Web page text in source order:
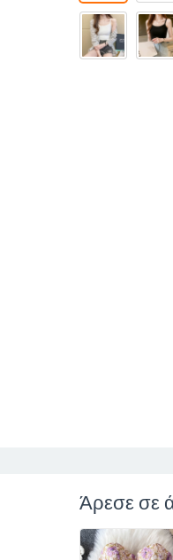
Άρεσε σε